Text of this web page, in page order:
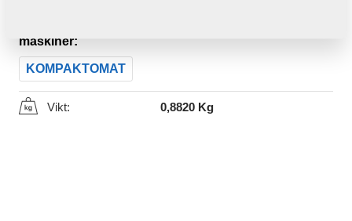
maskiner:
KOMPAKTOMAT
Vikt: 0,8820 Kg